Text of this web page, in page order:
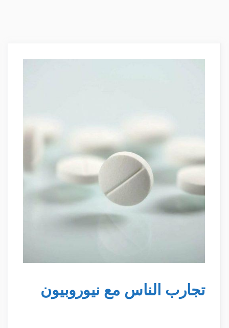
تجارب الناس مع نيوروبيون